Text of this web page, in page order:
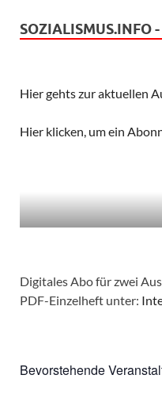
SOZIALISMUS.INFO
Hier gehts zur aktuellen
Hier klicken, um ein
Digitales Abo für zwei
PDF-Einzelheft unter:
Bevorstehende